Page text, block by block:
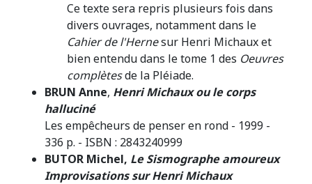
Ce texte sera repris plusieurs fois dans
divers ouvrages, notamment dans le
Cahier de l'Hernesur Henri Michaux et
bien entendu dans le tome 1 des Oeuvres
complètesde la Pléiade.
BRUN Anne, Henri Michaux ou le corps
halluciné
Les empêcheurs de penser en rond - 1999 -
336 p. - ISBN : 2843240999
BUTOR Michel, Le Sismographe amoureux
Improvisations sur Henri Michaux